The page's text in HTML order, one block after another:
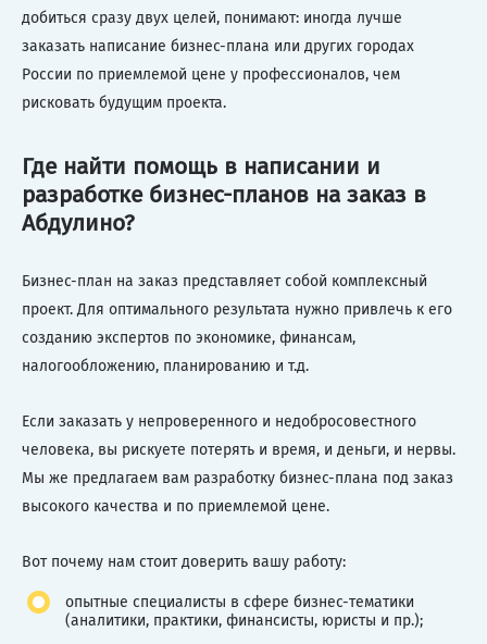
добиться сразу двух целей, понимают: иногда лучше
заказать написание бизнес-плана или других городах
России по приемлемой цене у профессионалов, чем
рисковать будущим проекта.
Где найти помощь в написании и
разработке бизнес-планов на заказ в
Абдулино?
Бизнес-план на заказ представляет собой комплексный
проект. Для оптимального результата нужно привлечь к его
созданию экспертов по экономике, финансам,
налогообложению, планированию и т.д.
Если заказать у непроверенного и недобросовестного
человека, вы рискуете потерять и время, и деньги, и нервы.
Мы же предлагаем вам разработку бизнес-плана под заказ
высокого качества и по приемлемой цене.
Вот почему нам стоит доверить вашу работу:
опытные специалисты в сфере бизнес-тематики
(аналитики, практики, финансисты, юристы и пр.);